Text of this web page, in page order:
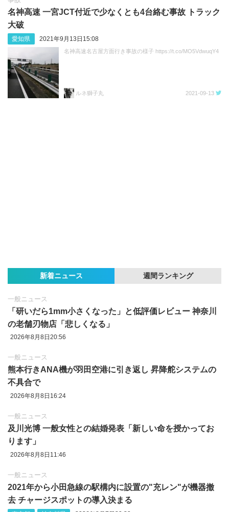
名神高速 一宮JCT付近で少なくとも4台絡む事故 トラック
大破
愛知県 2021年9月13日15:08
名神高速名古屋方面行き事故の様子 https://t.co/MO5VdwuqY4
ルネ獅子丸 2021-09-13
新着ニュース 週間ランキング
一般ニュース
「研いだら1mm小さくなった」と低評価レビュー 神奈川
の老舗刃物店「悲しくなる」
2026年8月8日20:56
一般ニュース
熊本行きANA機が羽田空港に引き返し 昇降舵システムの
不具合で
2026年8月8日16:24
一般ニュース
及川光博 一般女性との結婚発表「新しい命を授かってお
ります」
2026年8月8日11:46
一般ニュース
2021年から小田急線の駅構内に設置の"充レン"が機器撤
去 チャージスポットの導入決まる